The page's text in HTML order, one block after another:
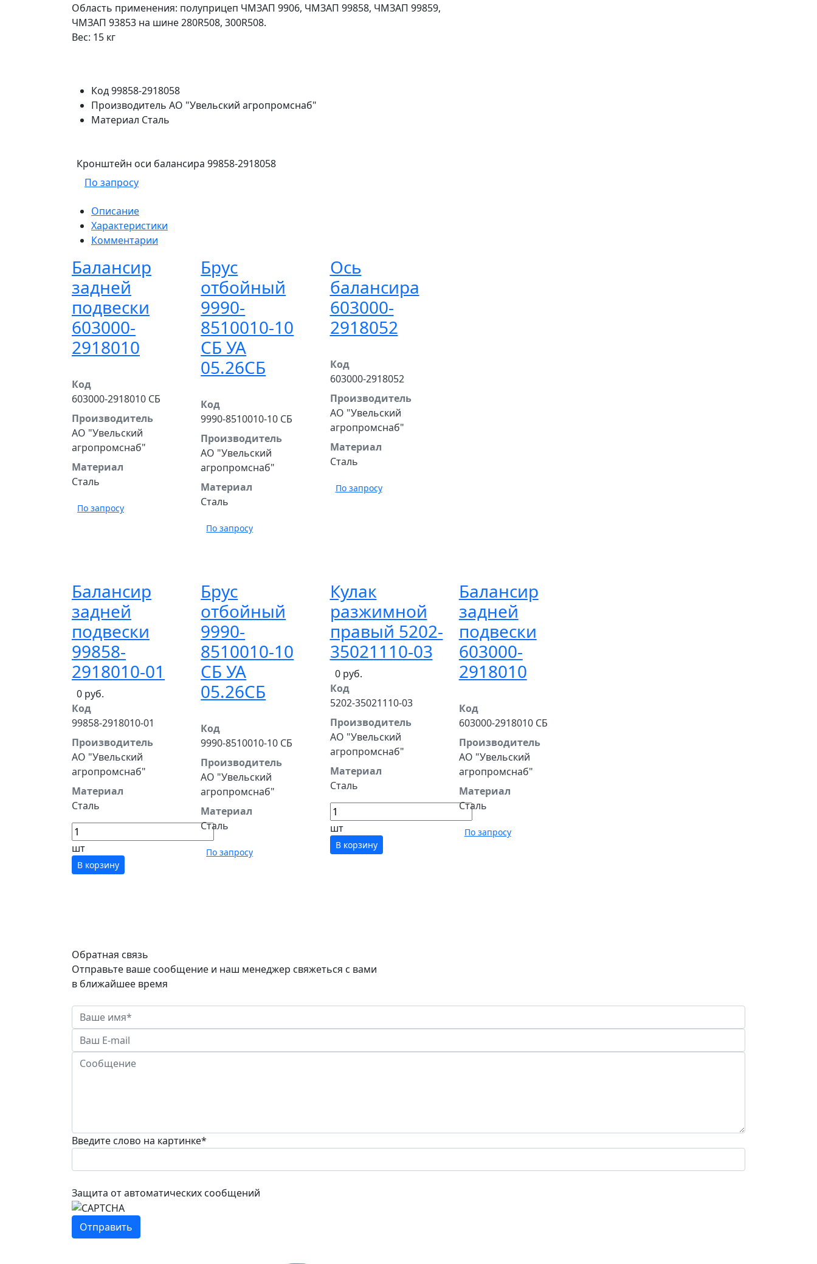
Область применения: полуприцеп ЧМЗАП 9906, ЧМЗАП 99858, ЧМЗАП 99859,
ЧМЗАП 93853 на шине 280R508, 300R508.
Вес: 15 кг
Код99858-2918058
Производитель АО "Увельский агропромснаб"
Материал Сталь
Кронштейн оси балансира 99858-2918058
По запросу
Описание
Характеристики
Комментарии
Балансир
задней
подвески
603000-
2918010
Код
603000-2918010 СБ
Производитель
АО "Увельский
агропромснаб"
Материал
Сталь
По запросу
Брус
отбойный
9990-
8510010-10
СБ УА
05.26СБ
Код
9990-8510010-10 СБ
Производитель
АО "Увельский
агропромснаб"
Материал
Сталь
По запросу
Ось
балансира
603000-
2918052
Код
603000-2918052
Производитель
АО "Увельский
агропромснаб"
Материал
Сталь
По запросу
Балансир
задней
подвески
99858-
2918010-01
0 руб.
Код
99858-2918010-01
Производитель
АО "Увельский
агропромснаб"
Материал
Сталь
шт
В корзину
Брус
отбойный
9990-
8510010-10
СБ УА
05.26СБ
Код
9990-8510010-10 СБ
Производитель
АО "Увельский
агропромснаб"
Материал
Сталь
По запросу
Кулак
разжимной
правый 5202-
35021110-03
0 руб.
Код
5202-35021110-03
Производитель
АО "Увельский
агропромснаб"
Материал
Сталь
шт
В корзину
Балансир
задней
подвески
603000-
2918010
Код
603000-2918010 СБ
Производитель
АО "Увельский
агропромснаб"
Материал
Сталь
По запросу
Обратная связь
Отправьте ваше сообщение и наш менеджер свяжеться с вами
в ближайшее время
Введите слово на картинке*
Защита от автоматических сообщений